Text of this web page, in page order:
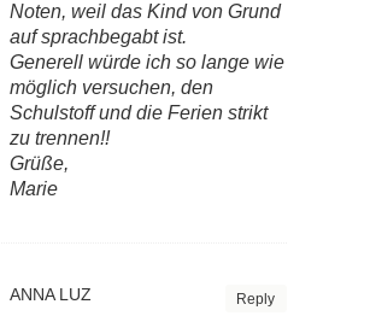
Noten, weil das Kind von Grund
auf sprachbegabt ist.
Generell würde ich so lange wie
möglich versuchen, den
Schulstoff und die Ferien strikt
zu trennen!!
Grüße,
Marie
Reply
ANNA LUZ